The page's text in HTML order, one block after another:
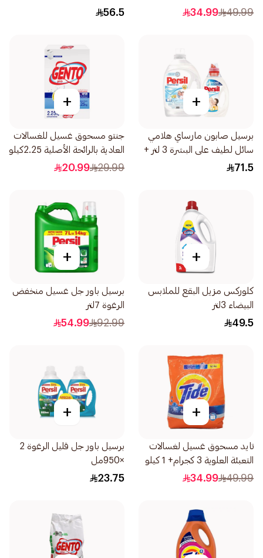
49.99
34.99
56.5
+
برسيل صابون مارساي هلامي
سائل لطيف على البشرة 3 لتر +
برسيل صابون مارساي هلامي
71.5
+
جنتو مسحوق غسيل للغسالات
العادية بالرائحة الأصلية 2.25كيلو
29.99
20.99
+
كلوركس مزيل البقع للملابس
البيضاء 3لتر
49.5
+
برسيل باور جل غسيل منخفض
الرغوة 7لتر
92.99
54.99
+
تايد مسحوق غسيل لغسالات
التعبئة العلوية 3 كجرام+ 1 كيلو
جرام
49.99
34.99
+
برسيل باور جل قليل الرغوة 2
×950مل
23.75